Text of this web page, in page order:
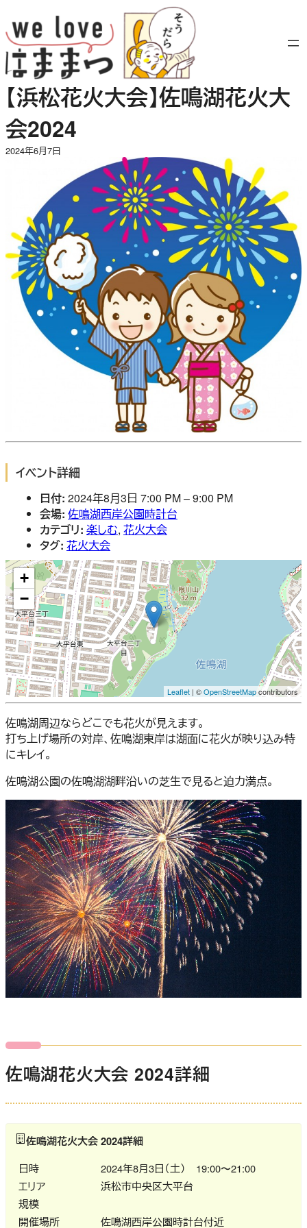
容
を
ス
キ
ッ
プ
【浜松花火大会】佐鳴湖花火大
会2024
2024年6月7日
イベント詳細
日付: 2024年8月3日 7:00 PM–9:00 PM
会場: 佐鳴湖西岸公園時計台
カテゴリ: 楽しむ, 花火大会
タグ: 花火大会
+
−
Leaflet | ©OpenStreetMapcontributors
佐鳴湖周辺ならどこでも花火が見えます。
打ち上げ場所の対岸、佐鳴湖東岸は湖面に花火が映り込み特
にキレイ。
佐鳴湖公園の佐鳴湖湖畔沿いの芝生で見ると迫力満点。
佐鳴湖花火大会 2024詳細
佐鳴湖花火大会 2024詳細
日時
2024年8月3日（土） 19:00〜21:00
エリア
浜松市中央区大平台
規模
開催場所
佐鳴湖西岸公園時計台付近